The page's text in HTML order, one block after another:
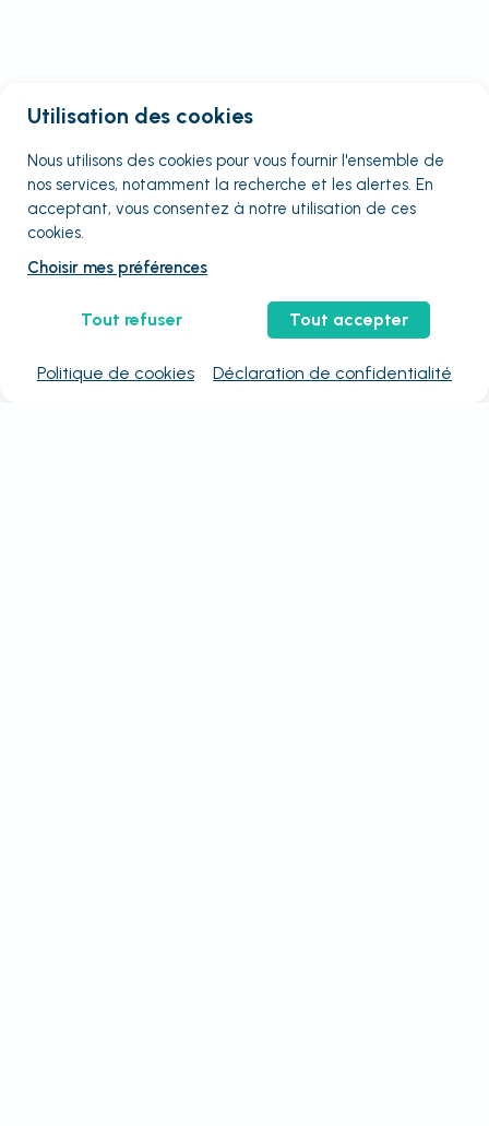
Utilisation des cookies
Nous utilisons des cookies pour vous fournir l'ensemble de
nos services, notamment la recherche et les alertes. En
acceptant, vous consentez à notre utilisation de ces
cookies.
Choisir mes préférences
Tout refuser Tout accepter
Politique de cookies Déclaration de confidentialité